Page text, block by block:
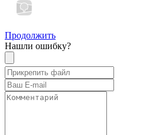
Продолжить
Нашли ошибку?